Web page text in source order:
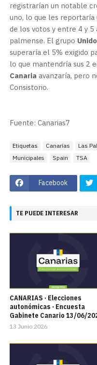
registrarían un notable
uno, lo que les reportaría
de los votos y entre 4 y
palmense. El grupo
superaría el 5% exigido
lo que mantendría sus 2
Canaria avanzaría, pero
Consistorio.
Fuente: Canarias7
Etiquetas Canarias Las
Municipales
Spain TSA
Facebook
TE PUEDE INTERESAR
CANARIAS · Elecciones
autonómicas · Encuesta
Gabinete Canario 13/06/
13 Junio 2026